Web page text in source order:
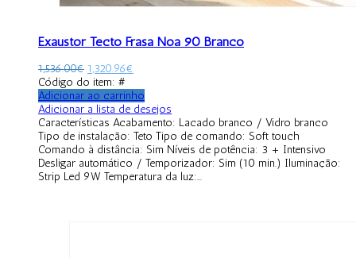
Exaustor Tecto Frasa Noa 90 Branco
1,536.00€ 1,320.96€
Código do item: #
Adicionar ao carrinho
Adicionar a lista de desejos
Características Acabamento: Lacado branco / Vidro branco
Tipo de instalação: Teto Tipo de comando: Soft touch
Comando à distância: Sim Níveis de potência: 3 + Intensivo
Desligar automático / Temporizador: Sim (10 min.) Iluminação:
Strip Led 9W Temperatura da luz:...